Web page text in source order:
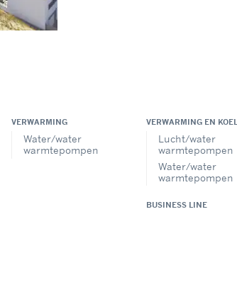
VERWARMING
Water/water
warmtepompen
VERWARMING EN
Lucht/water
warmtepompen
Water/water
warmtepompen
BUSINESS LINE